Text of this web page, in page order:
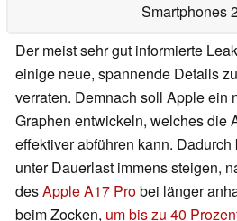
Smartphones
Der meist sehr gut informierte
einige neue, spannende Details
verraten. Demnach soll Apple ein
Graphen entwickeln, welches die
effektiver abführen kann.
unter Dauerlast immens steigen,
desApple A17 Probei länger
beim Zocken, um bis zu 40